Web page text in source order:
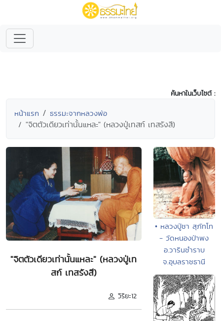
ค้นหาในเว็บไซต์ :
หน้าแรก ธรรมะจากหลวงพ่อ
"จิตตัวเดียวเท่านั้นแหละ" (หลวงปู่เทสก์ เทสรังสี)
"จิตตัวเดียวเท่านั้นแหละ" (หลวงปู่เท
สก์ เทสรังสี)
วิริยะ12
• หลวงปู่ชา สุภัทโท
- วัดหนองป่าพง
อ.วารินชำราบ
จ.อุบลราชธานี